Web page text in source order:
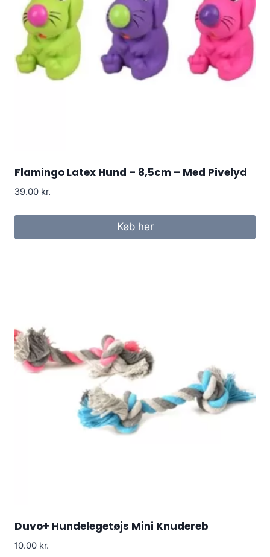
Flamingo Latex Hund – 8,5cm – Med Pivelyd
39.00 kr.
Køb her
Duvo+ Hundelegetøjs Mini Knudereb
10.00 kr.